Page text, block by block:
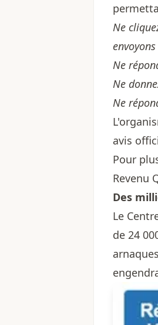
Ne
envoyons
Ne
Ne
Ne
avis
Pour
Revenu
Des
Le
de 24